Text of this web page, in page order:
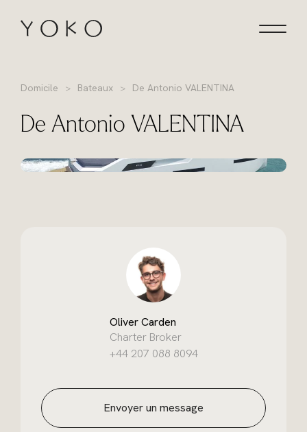
Homepage
Domicile Bateaux De Antonio VALENTINA
De Antonio VALENTINA
Oliver Carden
Charter Broker
+44 207 088 8094
Envoyer un message